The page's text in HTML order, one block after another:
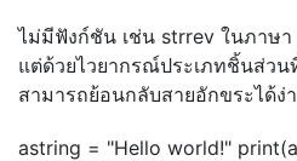
ไม่มีฟังก์ชัน เช่น strrev ในภาษ
แต่ด้วยไวยากรณ์ประเภทชิ้นส่ว
สามารถย้อนกลับสายอักขระได้ง่
astring = "Hello world!"